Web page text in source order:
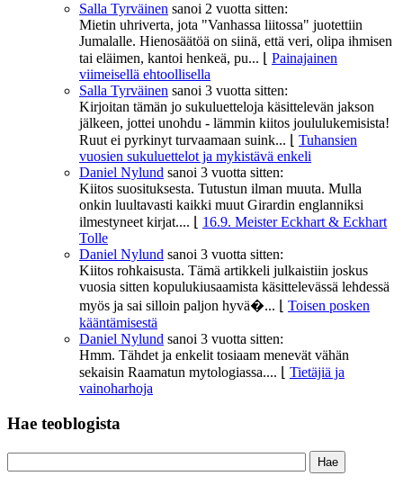
Salla Tyrväinen sanoi 2 vuotta sitten:
Mietin uhriverta, jota "Vanhassa liitossa" juotettiin
Jumalalle. Hienosäätöä on siinä, että veri, olipa ihmisen
tai eläimen, kantoi henkeä, pu...
Painajainen
viimeisellä ehtoollisella
Salla Tyrväinen sanoi 3 vuotta sitten:
Kirjoitan tämän jo sukuluetteloja käsittelevän jakson
jälkeen, jottei unohdu - lämmin kiitos joululukemisista!
Ruut ei pyrkinyt turvaamaan suink...
Tuhansien
vuosien sukuluettelot ja mykistävä enkeli
Daniel Nylund sanoi 3 vuotta sitten:
Kiitos suosituksesta. Tutustun ilman muuta. Mulla
onkin luultavasti kaikki muut Girardin englanniksi
ilmestyneet kirjat....
16.9. Meister Eckhart & Eckhart
Tolle
Daniel Nylund sanoi 3 vuotta sitten:
Kiitos rohkaisusta. Tämä artikkeli julkaistiin joskus
vuosia sitten kopulukiusaamista käsittelevässä lehdessä
myös ja sai silloin paljon hyvä�...
Toisen posken
kääntämisestä
Daniel Nylund sanoi 3 vuotta sitten:
Hmm. Tähdet ja enkelit tosiaam menevät vähän
sekaisin Raamatun mytologiassa....
Tietäjiä ja
vainoharhoja
Hae teoblogista